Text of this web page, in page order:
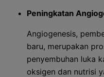
Peningkatan
Angiogenesis,
baru, merupakan
penyembuhan luka
oksigen dan nutrisi